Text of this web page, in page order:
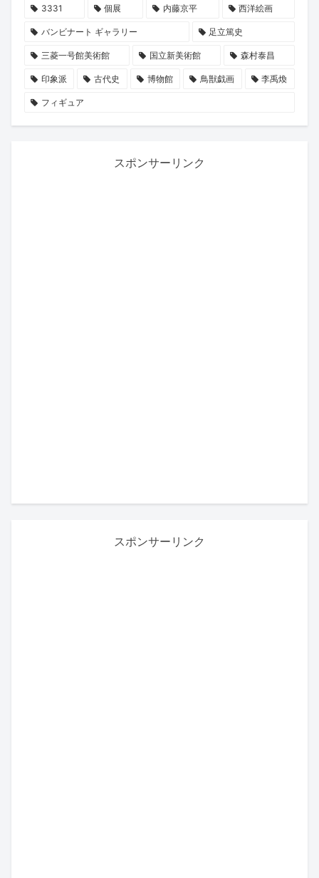
3331 個展 内藤京平 西洋絵画
バンビナート ギャラリー 足立篤史
三菱一号館美術館 国立新美術館 森村泰昌
印象派 古代史 博物館 鳥獣戯画 李禹煥
フィギュア
スポンサーリンク
スポンサーリンク